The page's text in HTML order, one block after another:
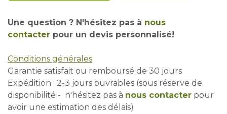
Une question ? N'hésitez pas à nous
contacter pour un devis personnalisé!
Conditions générales
Garantie satisfait ou remboursé de 30 jours
Expédition : 2-3 jours ouvrables (sous réserve de
disponibilité - n'hésitez pas à nous contacter pour
avoir une estimation des délais)